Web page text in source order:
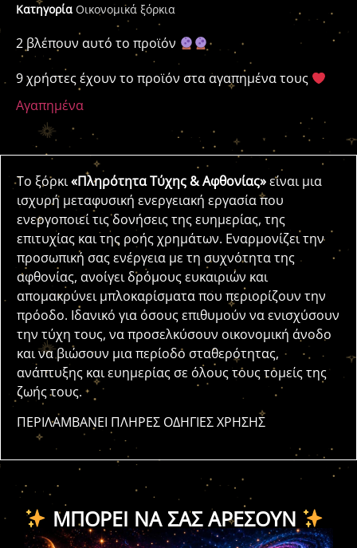
Κατηγορία Οικονομικά ξόρκια
2 βλέπουν αυτό το προϊόν
9 χρήστες έχουν το προϊόν στα αγαπημένα τους
Αγαπημένα
Το ξόρκι«Πληρότητα Τύχης & Αφθονίας»είναι μια
ισχυρή μεταφυσική ενεργειακή εργασία που
ενεργοποιεί τις δονήσεις της ευημερίας, της
επιτυχίας και της ροής χρημάτων. Εναρμονίζει την
προσωπική σας ενέργεια με τη συχνότητα της
αφθονίας, ανοίγει δρόμους ευκαιριών και
απομακρύνει μπλοκαρίσματα που περιορίζουν την
πρόοδο. Ιδανικό για όσους επιθυμούν να ενισχύσουν
την τύχη τους, να προσελκύσουν οικονομική άνοδο
και να βιώσουν μια περίοδο σταθερότητας,
ανάπτυξης και ευημερίας σε όλους τους τομείς της
ζωής τους.
ΠΕΡΙΛΑΜΒΑΝΕΙ ΠΛΗΡΕΣ ΟΔΗΓΙΕΣ ΧΡΗΣΗΣ
ΜΠΟΡΕΊ ΝΑ ΣΑΣ ΑΡΈΣΟΥΝ